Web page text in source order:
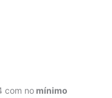
com no mínimo